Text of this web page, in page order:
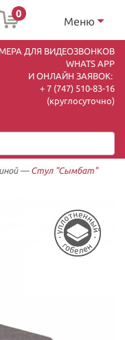
0
Меню
ДЛЯ ВИДЕОЗВОНКОВ
WHATS APP
И ОНЛАЙН ЗАЯВОК:
+ 7 (747) 510-83-16
(круглосуточно)
— Стул "Сымбат"